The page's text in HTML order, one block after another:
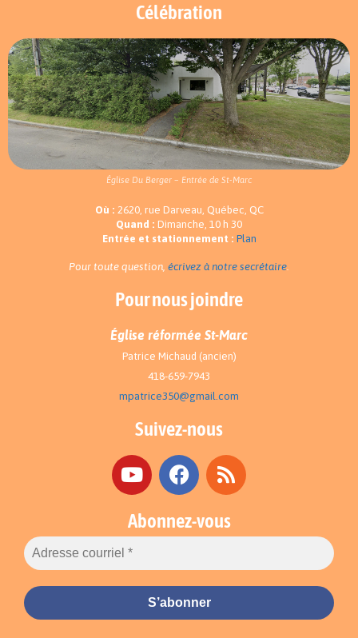
Célébration
Église Du Berger – Entrée de St-Marc
Où : 2620, rue Darveau, Québec, QC
Quand : Dimanche, 10 h 30
Entrée et stationnement : Plan
Pour toute question, écrivez à notre secrétaire.
Pour nous joindre
Église réformée St-Marc
Patrice Michaud (ancien)
418-659-7943
mpatrice350@gmail.com
Suivez-nous
Abonnez-vous